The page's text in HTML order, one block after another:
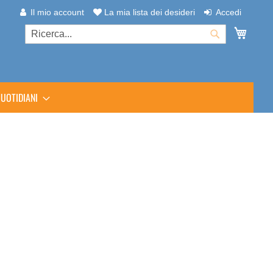
Il mio account La mia lista dei desideri Accedi
Cerca